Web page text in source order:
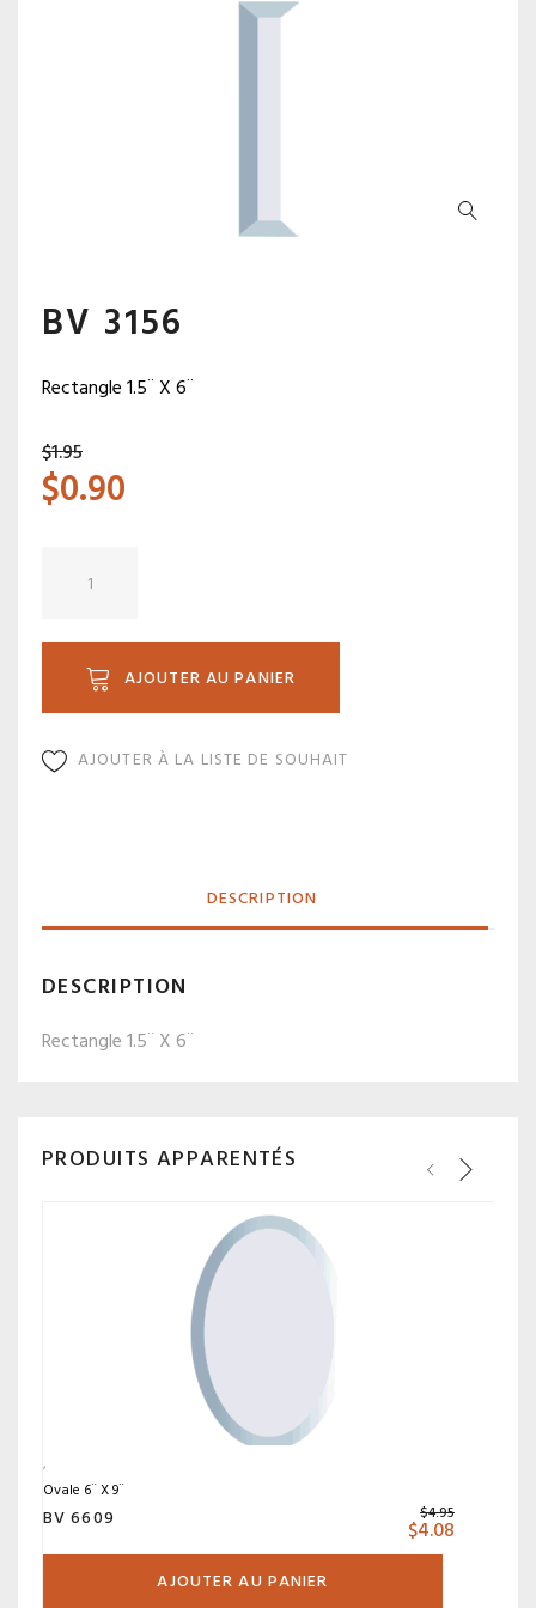
BV 3156
Rectangle 1.5¨ X 6¨
$1.95
$0.90
AJOUTER AU PANIER
AJOUTER À LA LISTE DE SOUHAIT
DESCRIPTION
DESCRIPTION
Rectangle 1.5¨ X 6¨
PRODUITS APPARENTÉS
Ovale 6¨ X 9¨
BV 6609 $4.95
$4.08
AJOUTER AU PANIER